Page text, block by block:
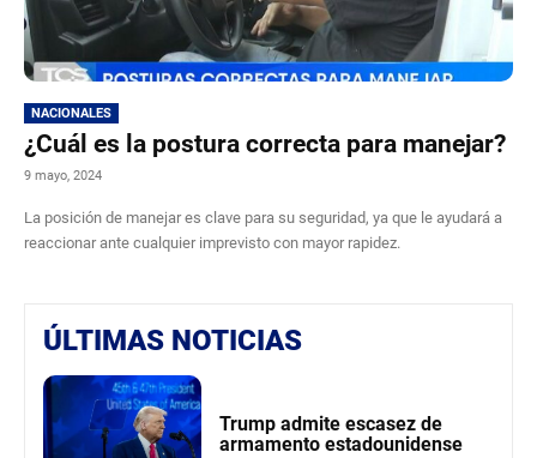
NACIONALES
¿Cuál es la postura correcta para manejar?
9 mayo, 2024
La posición de manejar es clave para su seguridad, ya que le ayudará a
reaccionar ante cualquier imprevisto con mayor rapidez.
ÚLTIMAS NOTICIAS
Trump admite escasez de
armamento estadounidense